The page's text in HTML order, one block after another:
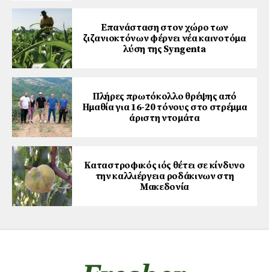
Επανάσταση στον χώρο των
ζιζανιοκτόνων φέρνει νέα καινοτόμα
λύση της Syngenta
Πλήρες πρωτόκολλο θρέψης από
Ημαθία για 16-20 τόνους στο στρέμμα
άριστη ντομάτα
Καταστροφικός ιός θέτει σε κίνδυνο
την καλλιέργεια ροδάκινων στη
Μακεδονία